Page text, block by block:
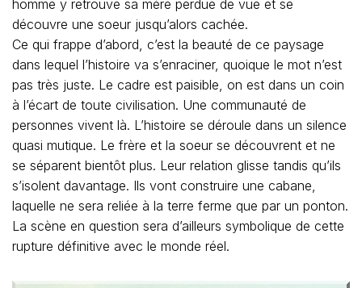
homme y retrouve sa mère perdue de vue et se
découvre une soeur jusqu’alors cachée.
Ce qui frappe d’abord, c’est la beauté de ce paysage
dans lequel l’histoire va s’enraciner, quoique le mot n’est
pas très juste. Le cadre est paisible, on est dans un coin
à l’écart de toute civilisation. Une communauté de
personnes vivent là. L’histoire se déroule dans un silence
quasi mutique. Le frère et la soeur se découvrent et ne
se séparent bientôt plus. Leur relation glisse tandis qu’ils
s’isolent davantage. Ils vont construire une cabane,
laquelle ne sera reliée à la terre ferme que par un ponton.
La scène en question sera d’ailleurs symbolique de cette
rupture définitive avec le monde réel.